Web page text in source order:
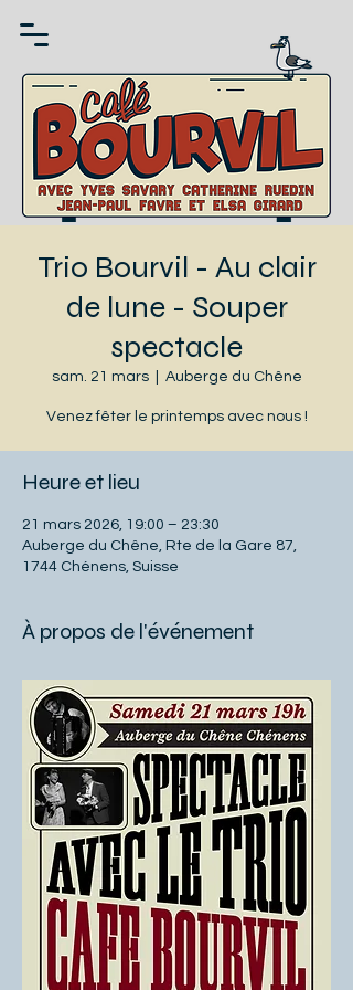
Trio Bourvil - Au clair
de lune - Souper
spectacle
sam. 21 mars
  |
Auberge du Chêne
Venez fêter le printemps avec nous !
Heure et lieu
21 mars 2026, 19:00 – 23:30
Auberge du Chêne, Rte de la Gare 87,
1744 Chénens, Suisse
À propos de l'événement